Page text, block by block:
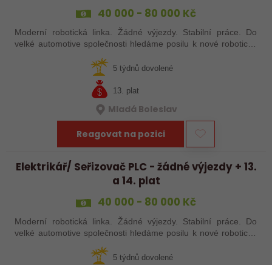
40 000 - 80 000 Kč
Moderní robotická linka. Žádné výjezdy. Stabilní práce. Do
velké automotive společnosti hledáme posilu k nové robotické
5 týdnů dovolené
13. plat
Mladá Boleslav
Reagovat na pozici
Elektrikář/ Seřizovač PLC - žádné výjezdy + 13.
a 14. plat
40 000 - 80 000 Kč
Moderní robotická linka. Žádné výjezdy. Stabilní práce. Do
velké automotive společnosti hledáme posilu k nové robotické
5 týdnů dovolené